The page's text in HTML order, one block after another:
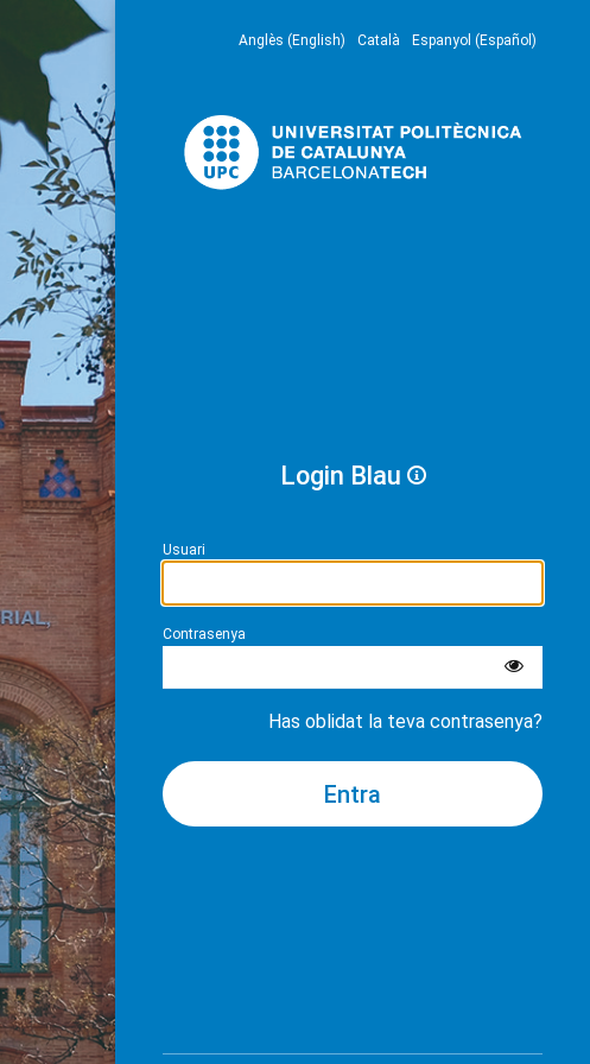
Anglès (English) Català Espanyol (Español)
Login Blau
Usuari
Contrasenya
Has oblidat la teva contrasenya?